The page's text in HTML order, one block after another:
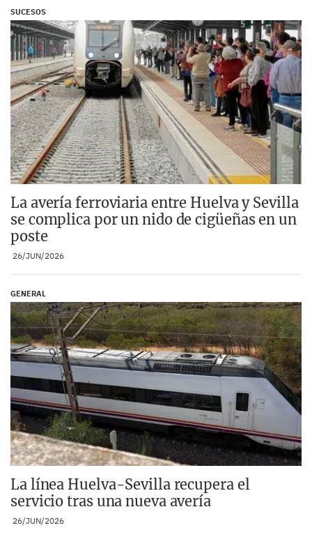
SUCESOS
La avería ferroviaria entre Huelva y Sevilla
se complica por un nido de cigüeñas en un
poste
26/JUN/2026
GENERAL
La línea Huelva-Sevilla recupera el
servicio tras una nueva avería
26/JUN/2026